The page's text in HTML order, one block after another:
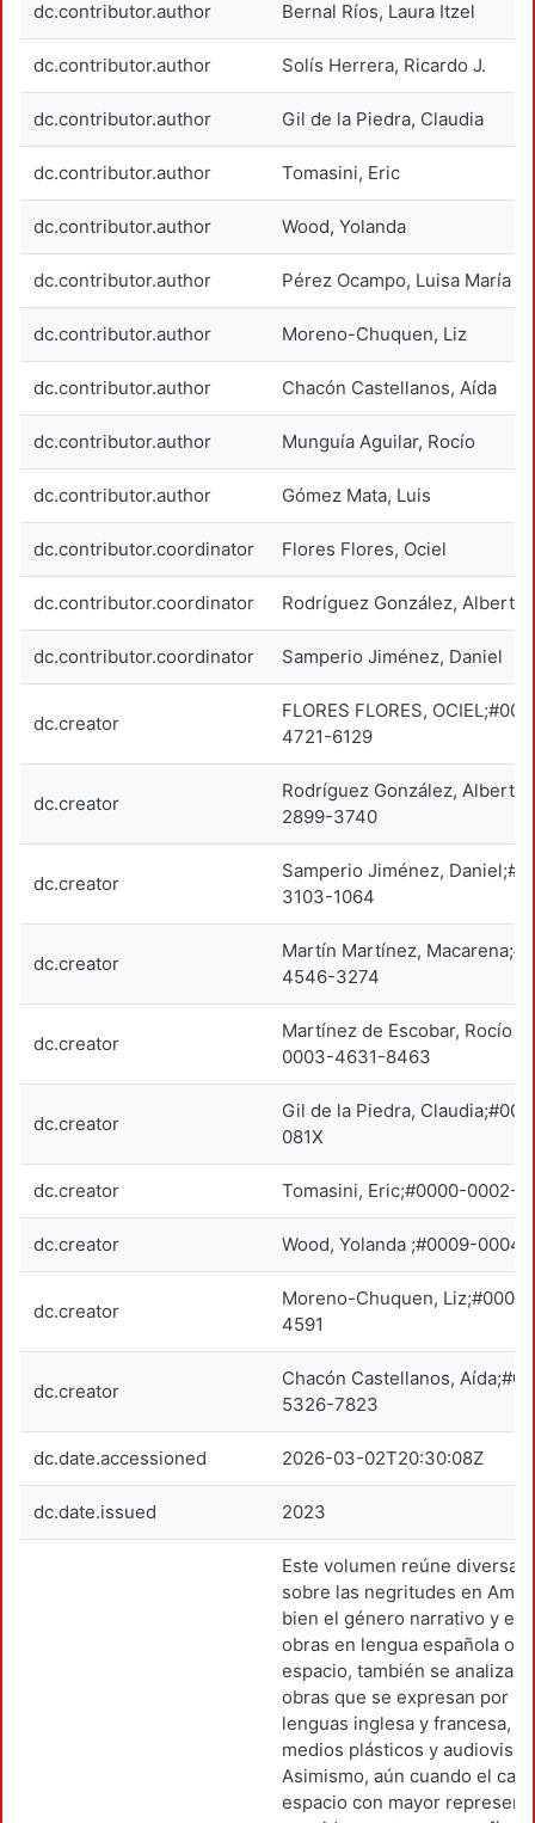
dc.contributor.author Bernal Ríos, Laura Itzel
dc.contributor.author Solís Herrera, Ricardo J.
dc.contributor.author Gil de la Piedra, Claudia
dc.contributor.author Tomasini, Eric
dc.contributor.author Wood, Yolanda
dc.contributor.author Pérez Ocampo, Luisa María
dc.contributor.author Moreno-Chuquen, Liz
dc.contributor.author Chacón Castellanos, Aída
dc.contributor.author Munguía Aguilar, Rocío
dc.contributor.author Gómez Mata, Luis
dc.contributor.coordinator Flores Flores, Ociel
dc.contributor.coordinator Rodríguez González, Alberto
dc.contributor.coordinator Samperio Jiménez, Daniel
dc.creator
FLORES FLORES,
4721-6129
dc.creator
Rodríguez González,
2899-3740
dc.creator
Samperio Jiménez,
3103-1064
dc.creator
Martín Martínez,
4546-3274
dc.creator
Martínez de Escobar, Rocío
0003-4631-8463
dc.creator
Gil de la Piedra,
081X
dc.creator Tomasini, Eric;#0000-0002-
dc.creator Wood, Yolanda ;#0009-
dc.creator
Moreno-Chuquen,
4591
dc.creator
Chacón Castellanos,
5326-7823
dc.date.accessioned 2026-03-02T20:30:08Z
dc.date.issued 2023
Este volumen reúne diversas
sobre las negritudes en
bien el género narrativo y el
obras en lengua española
espacio, también se analizan
obras que se expresan por
lenguas inglesa y francesa,
medios plásticos y
Asimismo, aún cuando el
espacio con mayor